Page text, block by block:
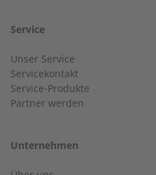
Nachname
Ort
24-h-Service bis 50 kW
und g-box 50).
+49 (0) 2568 9347-2707
Service
Unser Service
Servicekontakt
Service-Produkte
Partner werden
Unternehmen